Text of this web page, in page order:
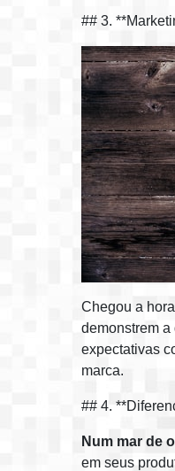
## 3.
Chegou a
demonstrem
expectativas
marca.
## 4.
Num mar de
em seus